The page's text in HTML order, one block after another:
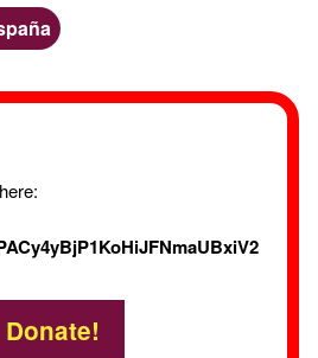
Donate!